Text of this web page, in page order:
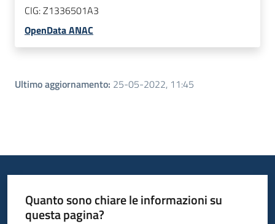
CIG:Z1336501A3
OpenData ANAC
Ultimo aggiornamento: 25-05-2022, 11:45
Quanto sono chiare le informazioni su
questa pagina?